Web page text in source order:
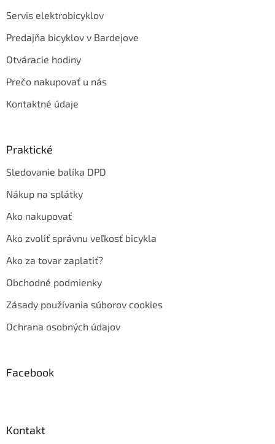
Servis elektrobicyklov
Predajňa bicyklov v Bardejove
Otváracie hodiny
Prečo nakupovať u nás
Kontaktné údaje
Praktické
Sledovanie balíka DPD
Nákup na splátky
Ako nakupovať
Ako zvoliť správnu veľkosť bicykla
Ako za tovar zaplatiť?
Obchodné podmienky
Zásady používania súborov cookies
Ochrana osobných údajov
Facebook
Kontakt